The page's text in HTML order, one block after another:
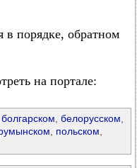
в порядке, обратном
на портале:
болгарском белорусском
польском